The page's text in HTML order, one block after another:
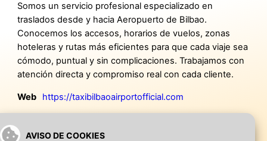
AVISO DE COOKIES
Somos un servicio profesional especializado en
traslados desde y hacia Aeropuerto de Bilbao.
Conocemos los accesos, horarios de vuelos, zonas
hoteleras y rutas más eficientes para que cada viaje sea
cómodo, puntual y sin complicaciones. Trabajamos con
atención directa y compromiso real con cada cliente.
Web https://taxibilbaoairportofficial.com